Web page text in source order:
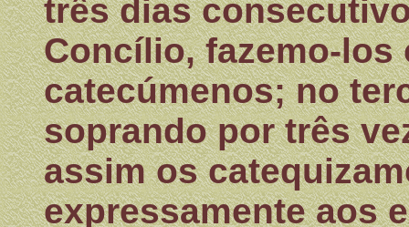
três dias
Concílio, fazemo-
catecúmenos; no
soprando por três
assim os
expressamente aos